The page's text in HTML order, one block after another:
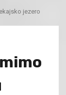
jezero